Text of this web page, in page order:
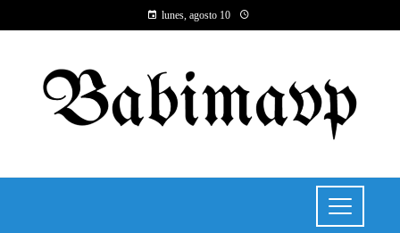
lunes, agosto 10